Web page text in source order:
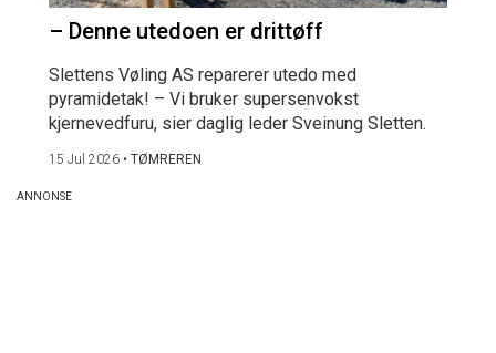
– Denne utedoen er drittøff
Slettens Vøling AS reparerer utedo med
pyramidetak! – Vi bruker supersenvokst
kjernevedfuru, sier daglig leder Sveinung Sletten.
15 Jul 2026 • TØMREREN